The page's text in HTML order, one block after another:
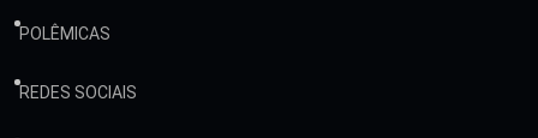
POLÊMICAS
REDES SOCIAIS